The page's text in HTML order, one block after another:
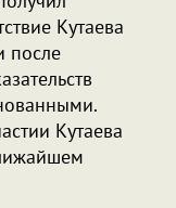
Кутаева
после
Кутаева